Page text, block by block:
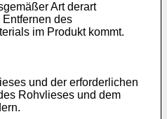
Art derart
des
im Produkt kommt.
und der erforderlichen
Rohvlieses und dem